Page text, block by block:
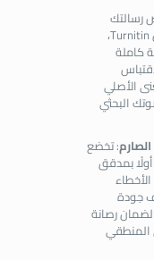
رسالتك
باستخدام أدوات فحص الاقتباس العالمية مثل Turnitin،
كاملة
الأصلي
البحثي
: تخضع
أولًا بمدقق
جودة
رصانة
المنطقي